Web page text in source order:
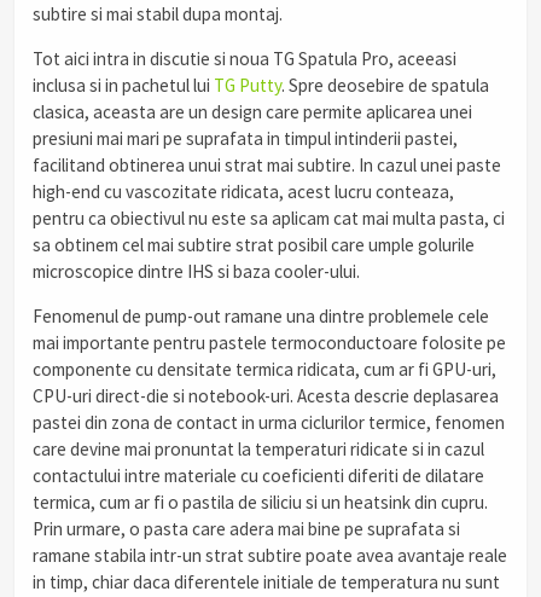
subtire si mai stabil dupa montaj.
Tot aici intra in discutie si noua TG Spatula Pro, aceeasi
inclusa si in pachetul lui TG Putty. Spre deosebire de spatula
clasica, aceasta are un design care permite aplicarea unei
presiuni mai mari pe suprafata in timpul intinderii pastei,
facilitand obtinerea unui strat mai subtire. In cazul unei paste
high-end cu vascozitate ridicata, acest lucru conteaza,
pentru ca obiectivul nu este sa aplicam cat mai multa pasta, ci
sa obtinem cel mai subtire strat posibil care umple golurile
microscopice dintre IHS si baza cooler-ului.
Fenomenul de pump-out ramane una dintre problemele cele
mai importante pentru pastele termoconductoare folosite pe
componente cu densitate termica ridicata, cum ar fi GPU-uri,
CPU-uri direct-die si notebook-uri. Acesta descrie deplasarea
pastei din zona de contact in urma ciclurilor termice, fenomen
care devine mai pronuntat la temperaturi ridicate si in cazul
contactului intre materiale cu coeficienti diferiti de dilatare
termica, cum ar fi o pastila de siliciu si un heatsink din cupru.
Prin urmare, o pasta care adera mai bine pe suprafata si
ramane stabila intr-un strat subtire poate avea avantaje reale
in timp, chiar daca diferentele initiale de temperatura nu sunt